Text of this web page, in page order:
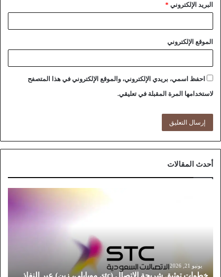
البريد الإلكتروني *
الموقع الإلكتروني
احفظ اسمي، بريدي الإلكتروني، والموقع الإلكتروني في هذا المتصفح
لاستخدامها المرة المقبلة في تعليقي.
أحدث المقالات
يونيو 21, 2026
خطوات توثيق شريحة الاتصال (stc, موبايلي، زين) عبر النفاذ